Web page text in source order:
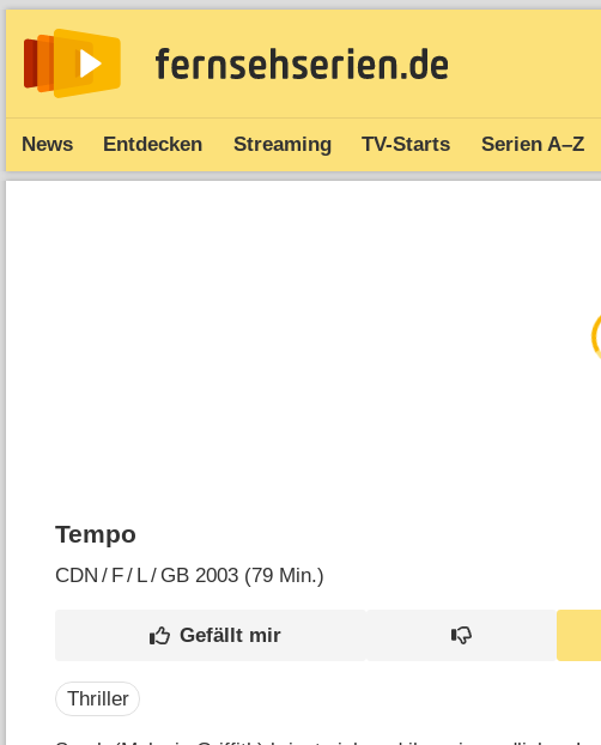
News Entdecken Streaming TV-Starts Serien A–Z
Tempo
CDN / F/ L/ GB 2003 (79 Min.)
Thriller